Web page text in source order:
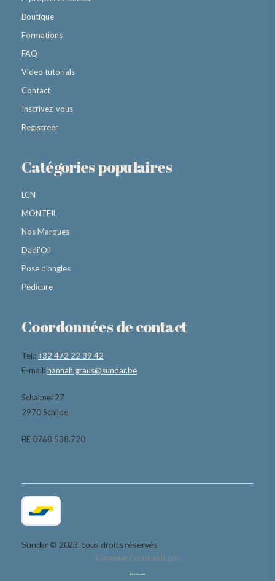
Boutique
Formations
FAQ
Video tutorials
Contact
Inscrivez-vous
Registreer
Catégories populaires
LCN
MONTEIL
Nos Marques
Dadi’Oil
Pose d’ongles
Pédicure
Coordonnées de contact
Tel.:+32 472 22 39 42
E-mail:hannah.graus@sundar.be
Schalmei 27
2970 Schilde
BE 0768.538.720
Sundar © 2023. tous droits réservés
Fièrement construit par